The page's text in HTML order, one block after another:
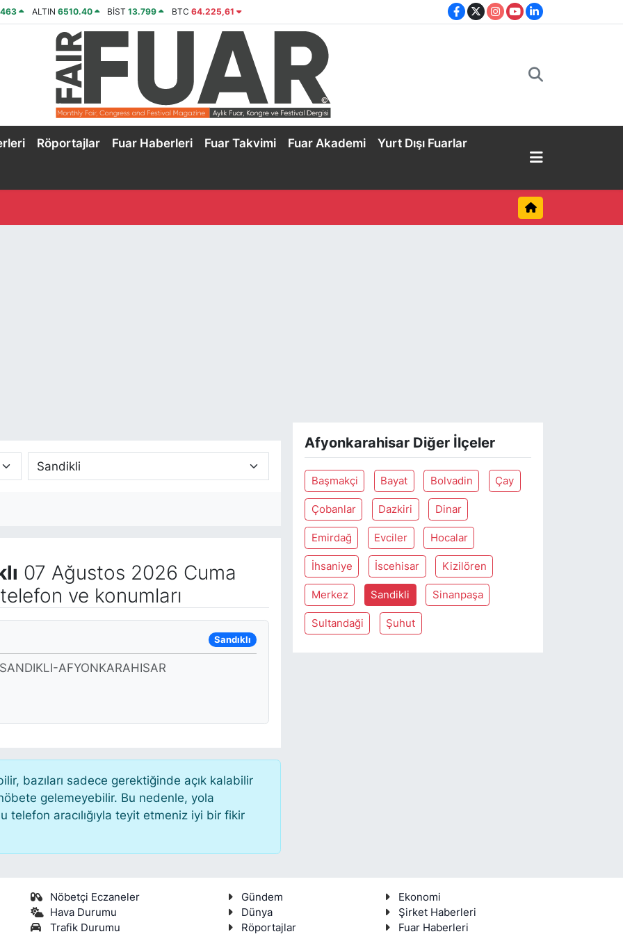
ALTIN 6510.40 BİST13.799 BTC 64.225,61
Röportajlar Fuar Haberleri Fuar Takvimi Fuar Akademi Yurt Dışı Fuarlar
07 Ağustos 2026 Cuma
ve konumları
Sandıklı
AFYONKARAHISAR
bazıları sadece gerektiğinde açık kalabilir
gelemeyebilir. Bu nedenle, yola
telefon aracılığıyla teyit etmeniz iyi bir fikir
Afyonkarahisar Diğer İlçeler
Başmakçi Bayat Bolvadin Çay
Çobanlar Dazkiri Dinar
Emirdağ Evciler Hocalar
İhsaniye İscehisar Kizilören
Merkez Sandikli Sinanpaşa
Sultandaği Şuhut
Nöbetçi Eczaneler
Hava Durumu
Trafik Durumu
Gündem
Ekonomi
Dünya
Şirket Haberleri
Röportajlar
Fuar Haberleri